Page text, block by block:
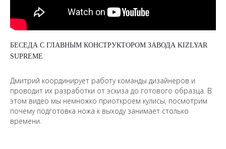
БЕСЕДА С ГЛАВНЫМ КОНСТРУКТОРОМ ЗАВОДА KIZLYAR
SUPREME
Дмитрий координирует работу команды дизайнеров и
проводит их разработки от эскиза до готового образца. В
этом видео мы немножко приоткроем кулисы, посмотрим
почему подготовка ножа к выходу занимает столько
времени.